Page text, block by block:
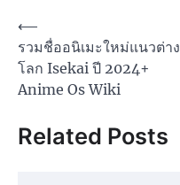
Post
navigation
⟵
รวมชื่ออนิเมะใหม่แนวต่าง
โลก Isekai ปี 2024+
Anime Os Wiki
Related Posts